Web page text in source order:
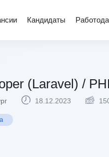
Кандидаты
(Laravel) /
18.12.2023